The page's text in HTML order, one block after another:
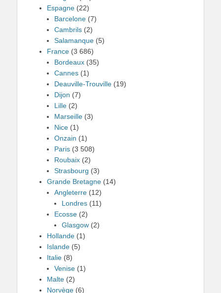
Espagne (22)
Barcelone (7)
Cambrils (2)
Salamanque (5)
France (3 686)
Bordeaux (35)
Cannes (1)
Deauville-Trouville (19)
Dijon (7)
Lille (2)
Marseille (3)
Nice (1)
Onzain (1)
Paris (3 508)
Roubaix (2)
Strasbourg (3)
Grande Bretagne (14)
Angleterre (12)
Londres (11)
Ecosse (2)
Glasgow (2)
Hollande (1)
Islande (5)
Italie (8)
Venise (1)
Malte (2)
Norvège (6)